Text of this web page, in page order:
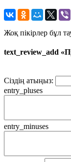
Жоқ пікірлер бұл
text_review_add
Сіздің атыңыз:
entry_pluses
entry_minuses